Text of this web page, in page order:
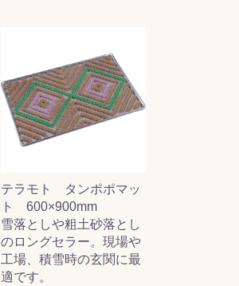
テラモト タンポポマッ
ト 600×900mm
雪落としや粗土砂落とし
のロングセラー。現場や
工場、積雪時の玄関に最
適です。